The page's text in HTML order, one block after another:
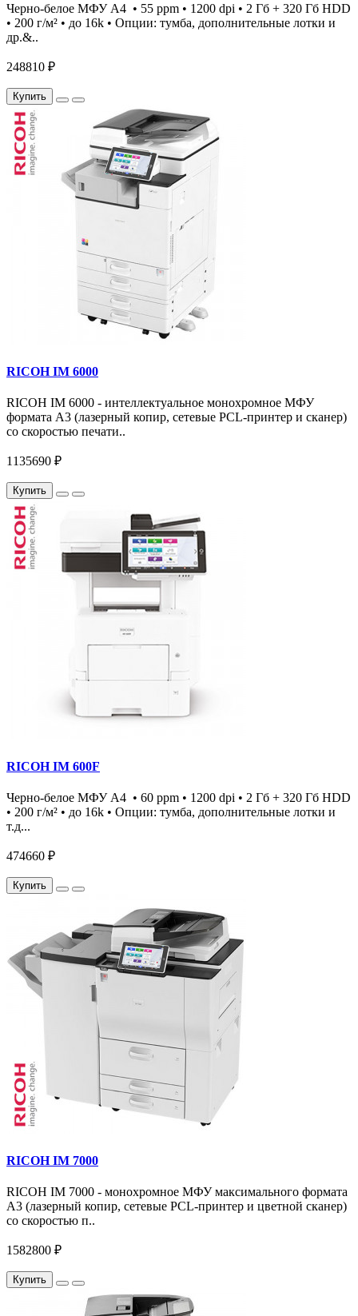
Черно-белое МФУ А4 • 55 ppm • 1200 dpi • 2 Гб + 320 Гб HDD
• 200 г/м² • до 16k • Опции: тумба, дополнительные лотки и
др.&..
248810 ₽
Купить
RICOH IM 6000
RICOH IM 6000 - интеллектуальное монохромное МФУ
формата А3 (лазерный копир, сетевые PCL-принтер и сканер)
со скоростью печати..
1135690 ₽
Купить
RICOH IM 600F
Черно-белое МФУ А4 • 60 ppm • 1200 dpi • 2 Гб + 320 Гб HDD
• 200 г/м² • до 16k • Опции: тумба, дополнительные лотки и
т.д...
474660 ₽
Купить
RICOH IM 7000
RICOH IM 7000 - монохромное МФУ максимального формата
А3 (лазерный копир, сетевые PCL-принтер и цветной сканер)
со скоростью п..
1582800 ₽
Купить